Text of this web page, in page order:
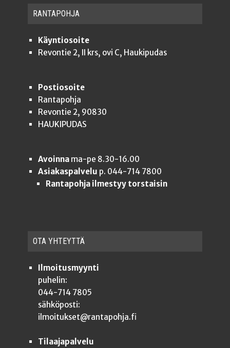
RAN­TA­POH­JA
Käyntiosoite
Revontie 2, II krs, ovi C, Haukipudas
Postiosoite
Rantapohja
Revontie 2, 90830
HAUKIPUDAS
Avoinnama-pe 8.30-16.00
Asiakaspalvelu p. 044-714 7800
Rantapohja ilmestyy torstaisin
OTA YHTEYT­TÄ
Ilmoitusmyynti
puhelin:
044-714 7805
sähköposti:
ilmoitukset@rantapohja.fi
Tilaajapalvelu